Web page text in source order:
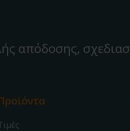
απόδοσης,